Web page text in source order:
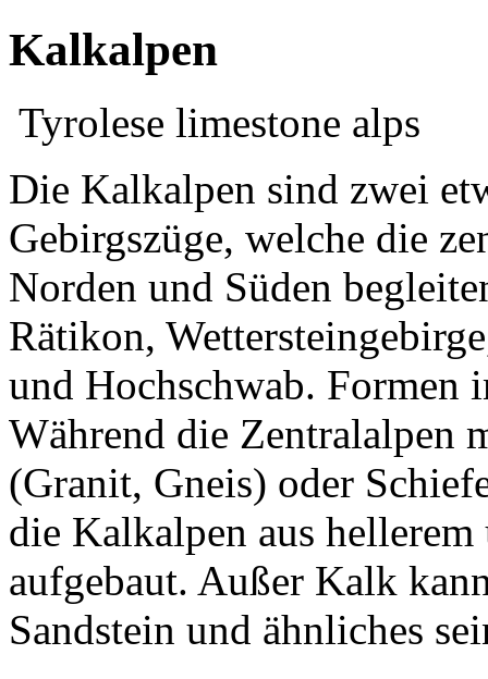
Kalkalpen
Tyrolese limestone alps
Die Kalkalpen sind zwei
Gebirgszüge, welche die
Norden und Süden
Rätikon,
und Hochschwab. Formen
Während die Zentralalpen
(Granit, Gneis) oder
die Kalkalpen aus
aufgebaut. Außer Kalk
Sandstein und ähnliches